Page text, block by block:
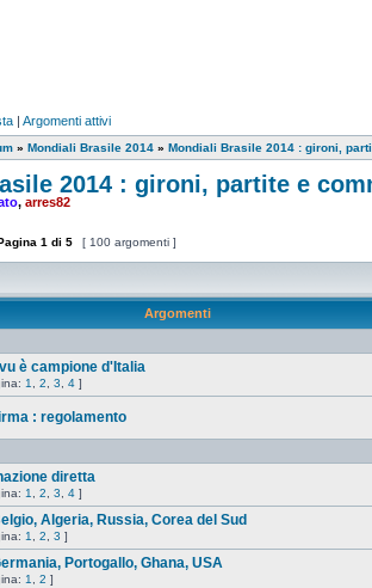
| Argomenti attivi
» Mondiali Brasile 2014 » Mondiali Brasile 2014 : gironi,
2014 : gironi, partite e
, arres82
1 di 5 [ 100 argomenti ]
Argomenti
è campione d'Italia
1 2 3 4 ]
: regolamento
diretta
1 2 3 4 ]
Algeria, Russia, Corea del Sud
1 2 3 ]
Portogallo, Ghana, USA
1 2 ]